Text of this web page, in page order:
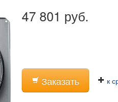
47 801 руб.
Заказать к